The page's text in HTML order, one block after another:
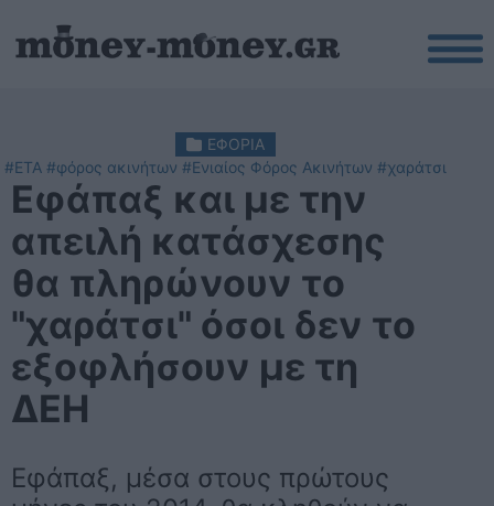
ΕΦΟΡΙΑ
#ΕΤΑ #φόρος ακινήτων #Ενιαίος Φόρος Ακινήτων #χαράτσι
Εφάπαξ και με την
απειλή κατάσχεσης
θα πληρώνουν το
"χαράτσι" όσοι δεν το
εξοφλήσουν με τη
ΔΕΗ
Εφάπαξ, μέσα στους πρώτους